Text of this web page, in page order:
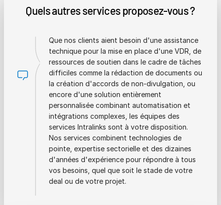
Quels autres services proposez-vous ?
Que nos clients aient besoin d'une assistance
technique pour la mise en place d'une VDR, de
ressources de soutien dans le cadre de tâches
difficiles comme la rédaction de documents ou
la création d'accords de non-divulgation, ou
encore d'une solution entièrement
personnalisée combinant automatisation et
intégrations complexes, les équipes des
services Intralinks sont à votre disposition.
Nos services combinent technologies de
pointe, expertise sectorielle et des dizaines
d'années d'expérience pour répondre à tous
vos besoins, quel que soit le stade de votre
deal ou de votre projet.